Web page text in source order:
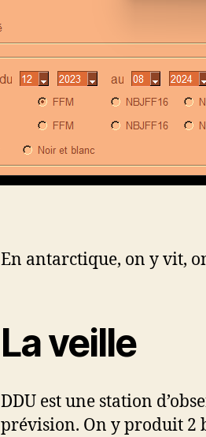
En antarctique, on y vit,
La veille
DDU est une station
prévision. On y produit 2